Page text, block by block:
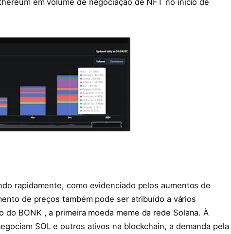
em volume de negociação de NFT no início de
rapidamente, como evidenciado pelos aumentos de
de preços também pode ser atribuído a vários
BONK , a primeira moeda meme da rede Solana. À
SOL e outros ativos na blockchain, a demanda pela